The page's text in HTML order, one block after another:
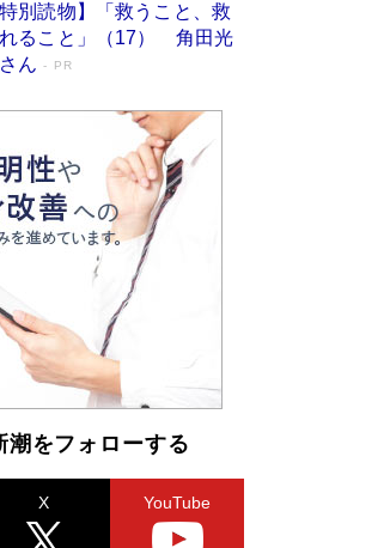
献身』『白夜行』など代表作が
セラー］
Book Bang
80代向け新書がベスト3を独
は、大嘘である」原作者が抱き
とは…「自己憐憫は描きたくな
にこだわったこと（後編） #
Bang
特別読物】「救うこと、救
ること」（17） 角田光
ん
PR
潮をフォローする
X YouTube